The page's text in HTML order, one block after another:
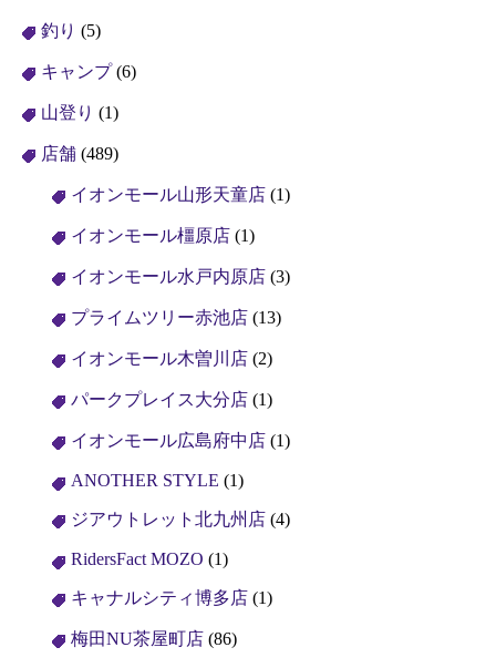
釣り (5)
キャンプ(6)
山登り (1)
店舗 (489)
イオンモール山形天童店 (1)
イオンモール橿原店 (1)
イオンモール水戸内原店 (3)
プライムツリー赤池店 (13)
イオンモール木曽川店 (2)
パークプレイス大分店 (1)
イオンモール広島府中店 (1)
ANOTHER STYLE (1)
ジアウトレット北九州店 (4)
RidersFact MOZO (1)
キャナルシティ博多店 (1)
梅田NU茶屋町店 (86)